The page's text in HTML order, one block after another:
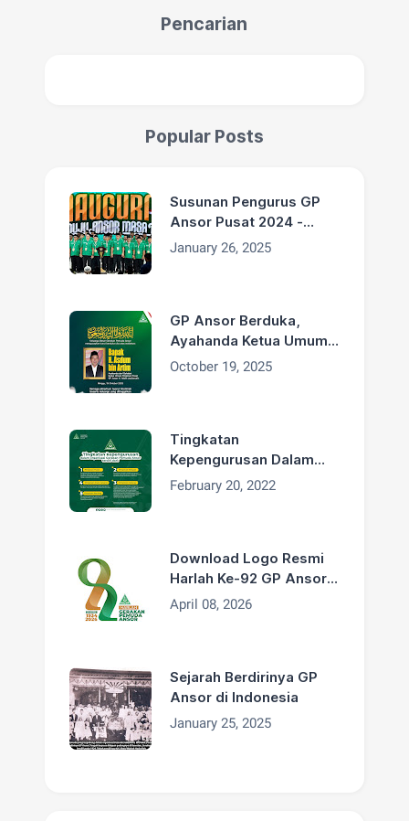
Pencarian
Popular Posts
Susunan Pengurus GP
Ansor Pusat 2024 -
2029
January 26, 2025
GP Ansor Berduka,
Ayahanda Ketua Umum
H. Addin Jauharudin,
October 19, 2025
Tingkatan
Kepengurusan Dalam
Organisasi GP Ansor
February 20, 2022
Download Logo Resmi
Harlah Ke-92 GP Ansor
Tahun 2026
April 08, 2026
Sejarah Berdirinya GP
Ansor di Indonesia
January 25, 2025